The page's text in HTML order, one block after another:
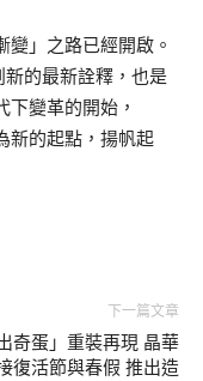
變」之路已經開啟。
新的最新詮釋，也是
變革的開始，
新的起點，揚帆起
下一篇文章
奇蛋」重裝再現 晶華
復活節與春假 推出造